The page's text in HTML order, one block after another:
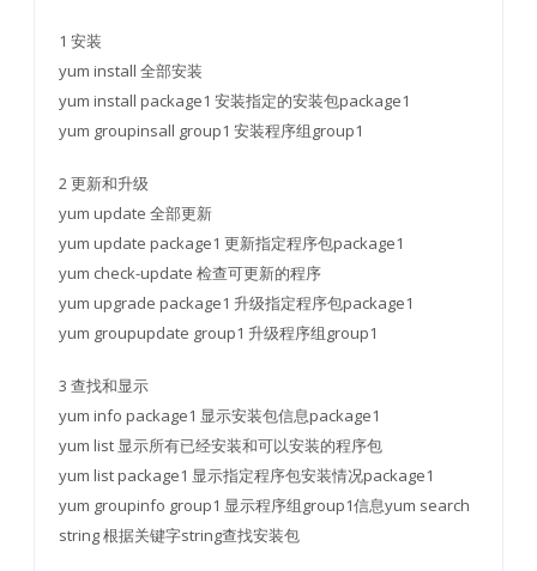
1 安装
yum install 全部安装
yum install package1 安装指定的安装包package1
yum groupinsall group1 安装程序组group1
2 更新和升级
yum update 全部更新
yum update package1 更新指定程序包package1
yum check-update 检查可更新的程序
yum upgrade package1 升级指定程序包package1
yum groupupdate group1 升级程序组group1
3 查找和显示
yum info package1 显示安装包信息package1
yum list 显示所有已经安装和可以安装的程序包
yum list package1 显示指定程序包安装情况package1
yum groupinfo group1 显示程序组group1信息yum search
string 根据关键字string查找安装包